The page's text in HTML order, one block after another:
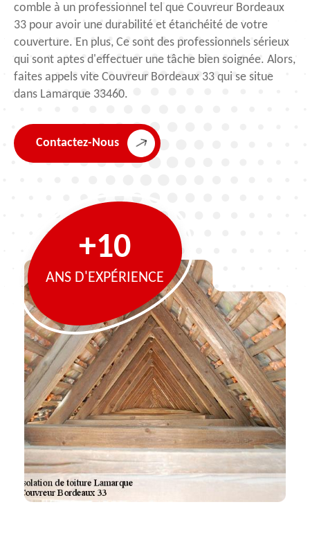
comble à un professionnel tel que Couvreur Bordeaux
33 pour avoir une durabilité et étanchéité de votre
couverture. En plus, Ce sont des professionnels sérieux
qui sont aptes d'effectuer une tâche bien soignée. Alors,
faites appels vite Couvreur Bordeaux 33 qui se situe
dans Lamarque 33460.
Contactez-Nous
+10
ANS D'EXPÉRIENCE